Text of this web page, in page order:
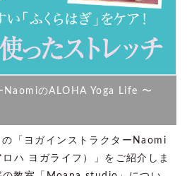
NaomiのALOHA Yoga Life 〜
「ヨガインストラクターNaomi
ハ ヨガライフ）」をご紹介しま